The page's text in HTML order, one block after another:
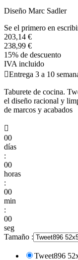
Diseño Marc Sadler
Se el primero en
203,14 €
238,99 €
15% de descuento
IVA incluido
Entrega 3 a 10
Taburete de cocina.
el diseño racional y
de marcos y acabados

00
días
:
00
horas
:
00
min
:
00
seg
Tamaño :
Tweet896